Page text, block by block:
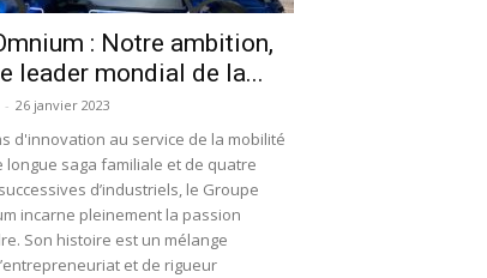
: Notre ambition,
leader mondial de la...
- 26 janvier 2023
d'innovation au service de la mobilité
longue saga familiale et de quatre
d’industriels, le Groupe
incarne pleinement la passion
Son histoire est un mélange
et de rigueur